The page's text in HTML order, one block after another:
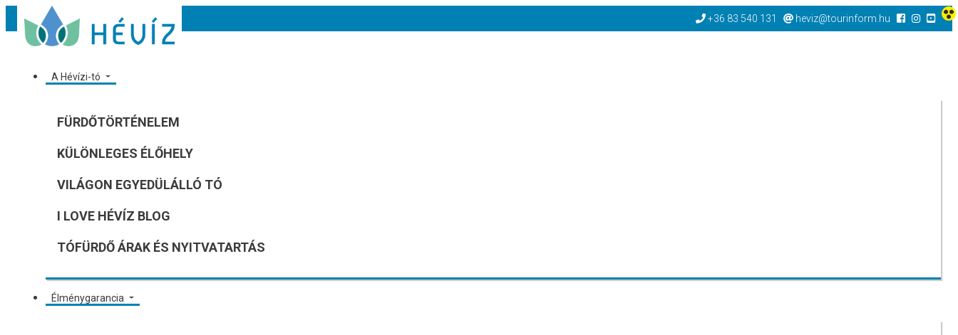
+36 83 540 131 heviz@tourinform.hu
A Hévízi-tó
FÜRDŐTÖRTÉNELEM
KÜLÖNLEGES ÉLŐHELY
VILÁGON EGYEDÜLÁLLÓ TÓ
I LOVE HÉVÍZ BLOG
TÓFÜRDŐ ÁRAK ÉS NYITVATARTÁS
Élménygarancia